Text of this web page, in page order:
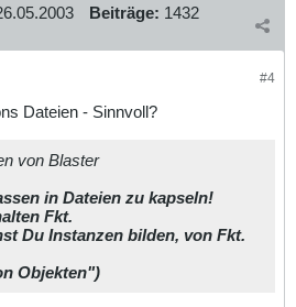
Beiträge: 1432
#4
Dateien - Sinnvoll?
von Blaster
in Dateien zu kapseln!
Fkt.
Du Instanzen bilden, von Fkt.
Objekten")